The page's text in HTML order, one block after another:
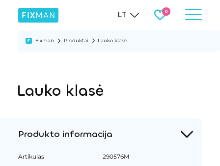
LT
Fixman Produktai Lauko klasė
Lauko klasė
Produkto informacija
Artikulas
290576M